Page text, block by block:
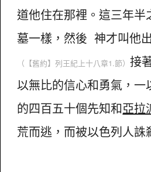
道他住在那裡。這三年半
墓一樣，然後 神才叫他
（【舊約】列王紀上十八章1.節）接
以無比的信心和勇氣，一
的四百五十個先知和亞拉
荒而逃，而被以色列人誅